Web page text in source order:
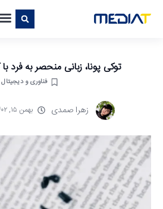
توکی پونا، زبانی منحصر به فرد با کمتر
فناوری و دیجیتال
زهرا صمدی بهمن ۱۵, ۱۴۰۲